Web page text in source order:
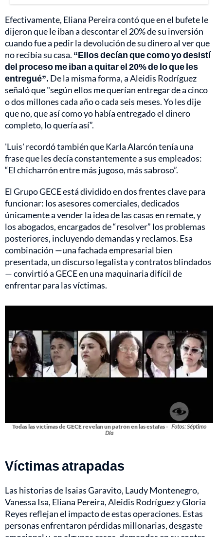
Efectivamente, Eliana Pereira contó que en el bufete le
dijeron que le iban a descontar el 20% de su inversión
cuando fue a pedir la devolución de su dinero al ver que
no recibía su casa. “Ellos decían que como yo desistí
del proceso me iban a quitar el 20% de lo que les
entregué”. De la misma forma, a Aleidis Rodríguez
señaló que "según ellos me querían entregar de a cinco
o dos millones cada año o cada seis meses. Yo les dije
que no, que así como yo había entregado el dinero
completo, lo quería así”.
'Luis' recordó también que Karla Alarcón tenía una
frase que les decía constantemente a sus empleados:
“El chicharrón entre más jugoso, más sabroso”.
El Grupo GECE está dividido en dos frentes clave para
funcionar: los asesores comerciales, dedicados
únicamente a vender la idea de las casas en remate, y
los abogados, encargados de “resolver” los problemas
posteriores, incluyendo demandas y reclamos. Esa
combinación —una fachada empresarial bien
presentada, un discurso legalista y contratos blindados
— convirtió a GECE en una maquinaria difícil de
enfrentar para las víctimas.
Todas las víctimas de GECE revelan un patrón en las estafas - Fotos: Séptimo
Día
Víctimas atrapadas
Las historias de Isaias Garavito, Laudy Montenegro,
Vanessa Isa, Eliana Pereira, Aleidis Rodríguez y Gloria
Reyes reflejan el impacto de estas operaciones. Estas
personas enfrentaron pérdidas millonarias, desgaste